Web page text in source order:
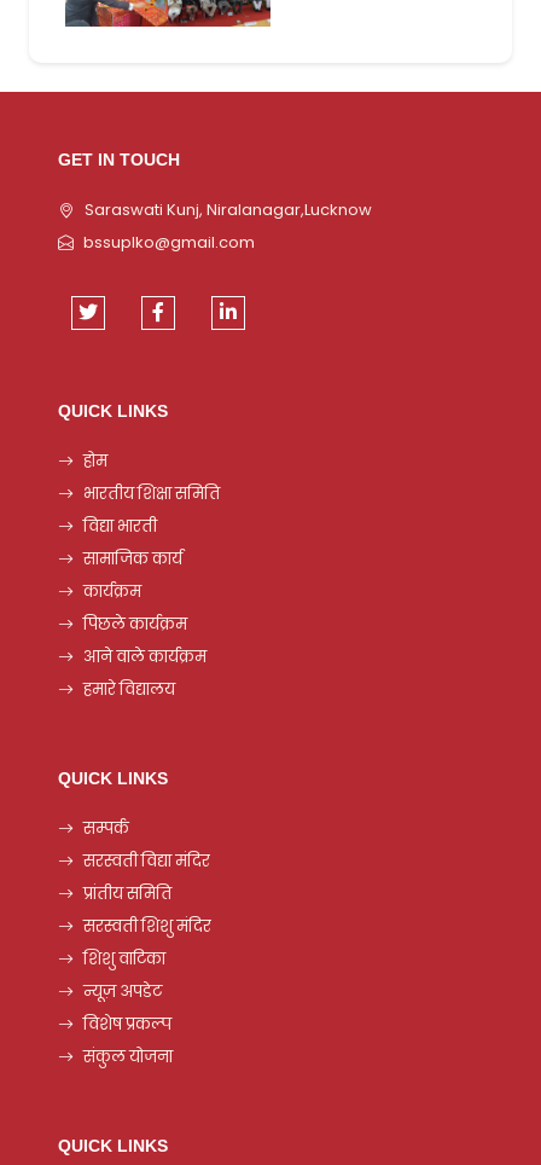
GET IN TOUCH
Saraswati Kunj, Niralanagar,Lucknow
bssuplko@gmail.com
QUICK LINKS
होम
भारतीय शिक्षा समिति
विद्या भारती
सामाजिक कार्य
कार्यक्रम
पिछले कार्यक्रम
आने वाले कार्यक्रम
हमारे विद्यालय
QUICK LINKS
सम्पर्क
सरस्वती विद्या मंदिर
प्रांतीय समिति
सरस्वती शिशु मंदिर
शिशु वाटिका
न्यूज़ अपडेट
विशेष प्रकल्प
संकुल योजना
QUICK LINKS